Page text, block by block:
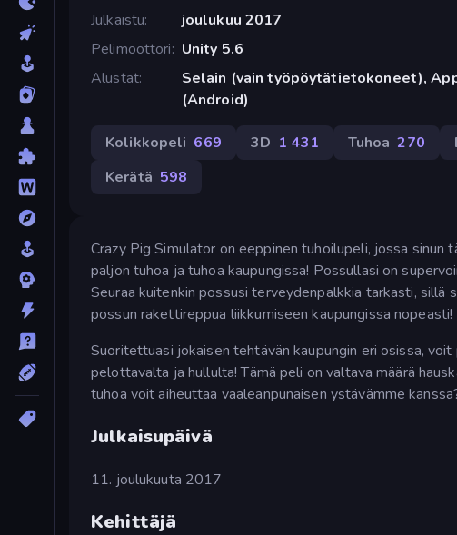
Julkaistu
joulukuu 2017
Pelimoottori
Unity 5.6
Alustat
Selain (vain työpöytätietokoneet),
(Android)
Kolikkopeli 669 3D 1 431 Tuhoa 270
Kerätä 598
Crazy Pig Simulator on eeppinen tuhoilupeli, jossa
paljon tuhoa ja tuhoa kaupungissa! Possullasi on
Seuraa kuitenkin possusi terveydenpalkkia tarkasti, sillä
possun rakettireppua liikkumiseen kaupungissa nopeasti!
Suoritettuasi jokaisen tehtävän kaupungin eri osissa,
pelottavalta ja hullulta! Tämä peli on valtava määrä
tuhoa voit aiheuttaa vaaleanpunaisen ystävämme
Julkaisupäivä
11. joulukuuta 2017
Kehittäjä